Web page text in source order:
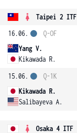
Taipei 2 ITF
16.06.
Yang V.
Kikawada R.
Q-OF
15.06.
Kikawada R.
Salibayeva A.
Q-1K
Osaka 4 ITF